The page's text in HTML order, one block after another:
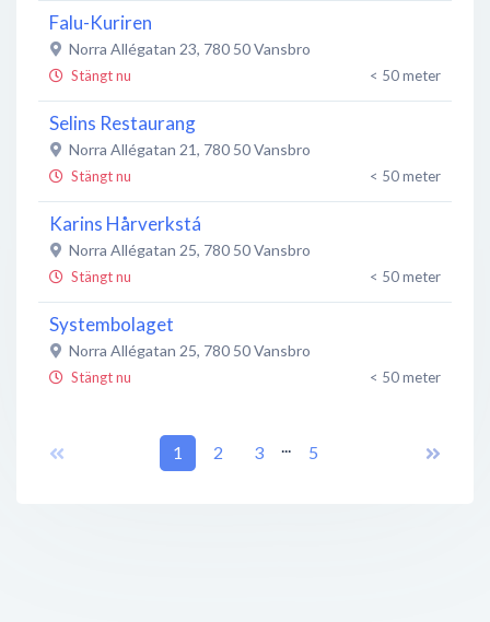
Falu-Kuriren
Norra Allégatan 23, 780 50Vansbro
Stängt nu < 50 meter
Selins Restaurang
Norra Allégatan 21, 780 50Vansbro
Stängt nu < 50 meter
Karins Hårverkstá
Norra Allégatan 25, 780 50Vansbro
Stängt nu < 50 meter
Systembolaget
Norra Allégatan 25, 780 50Vansbro
Stängt nu < 50 meter
780 50 Vansbro
1 2 3 ... 5